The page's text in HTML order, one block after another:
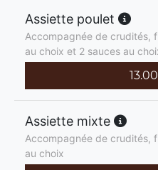
Assiette poulet
Accompagnée de crudités,
au choix et 2 sauces au
13.00
Assiette mixte
Accompagnée de crudités,
au choix